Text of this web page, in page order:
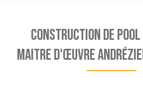
Construction de pool
maitre d'œuvre